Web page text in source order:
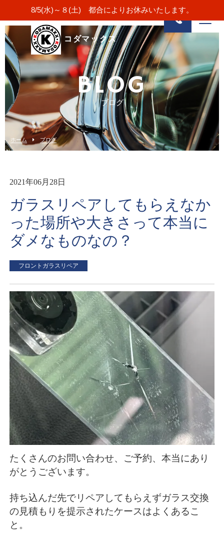
8/5(水)～８(土) 都合によりお休みいたします。
コダマックス
BLOG
ブログ
ホーム ブログ
2021年06月28日
ガラスリペアしてもらえなか
った場所や大きさって本当に
ダメなものなの？
フロントガラスリペア
たくさんのお問い合わせ、ご予約、本当にあり
がとうございます。
持ち込んだ先でリペアしてもらえずガラス交換
の見積もりを提示されたケースはよくあるこ
と。